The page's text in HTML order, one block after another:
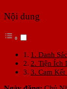
Nội dung
1. Danh
2. Tiện Ích
3. Cam